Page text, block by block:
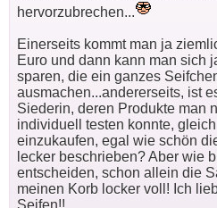
hervorzubrechen...
Einerseits kommt man ja
Euro und dann kann man sich
sparen, die ein ganzes
ausmachen...andererseits, ist
Siederin, deren Produkte man
individuell testen konnte,
einzukaufen, egal wie schön
lecker beschrieben? Aber wie
entscheiden, schon allein die
meinen Korb locker voll! Ich
Seifen!!